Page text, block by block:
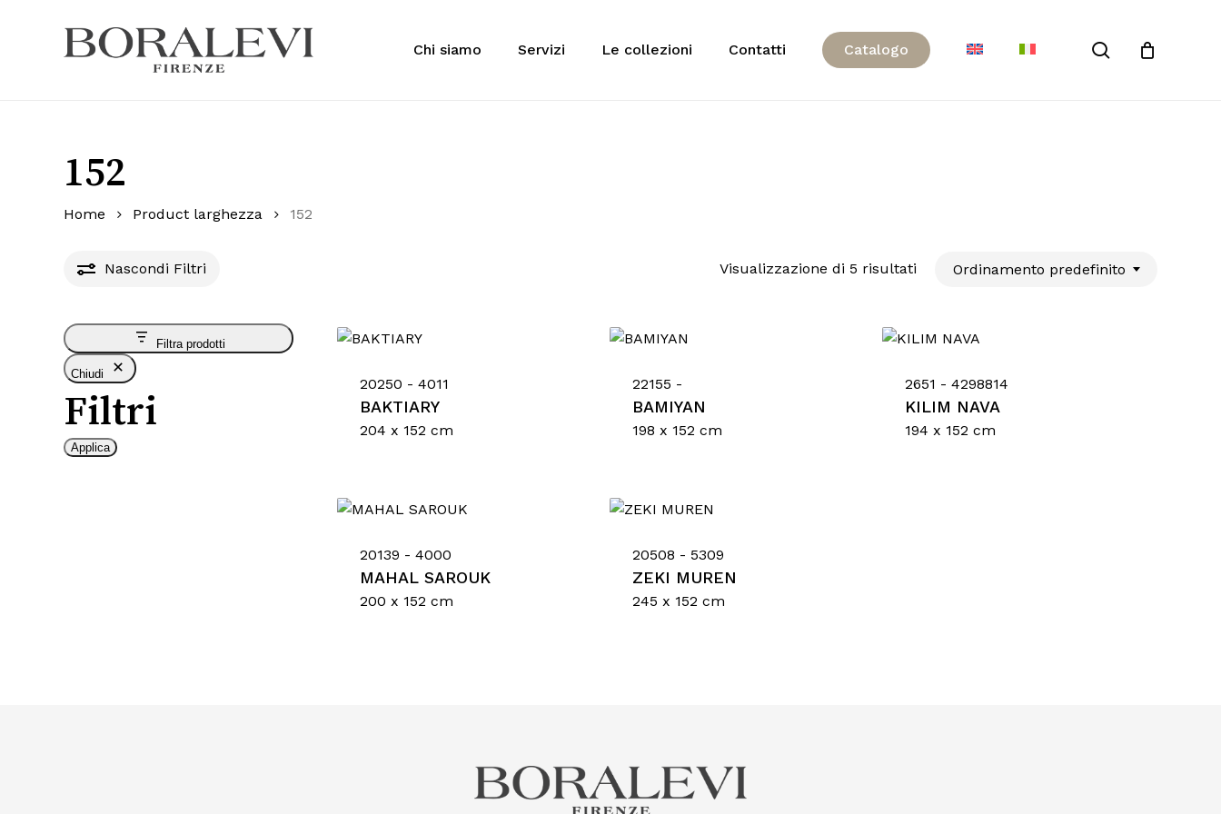
Chi siamo Servizi Le collezioni Contatti Catalogo search
Cart
152
Home Product larghezza 152
Nascondi Filtri Visualizzazione di 5 risultati Ordinamento predefinito
Filtra prodotti
Chiudi
Filtri
Applica
20250 - 4011
BAKTIARY
204 x 152 cm
22155 -
BAMIYAN
198 x 152 cm
2651 - 4298814
KILIM NAVA
194 x 152 cm
20139 - 4000
MAHAL SAROUK
200 x 152 cm
20508 - 5309
ZEKI MUREN
245 x 152 cm